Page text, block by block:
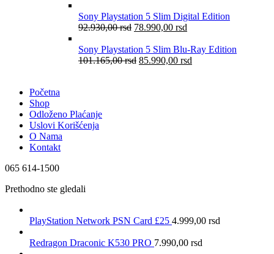
Sony Playstation 5 Slim Digital Edition
92.930,00rsd 78.990,00 rsd
Sony Playstation 5 Slim Blu-Ray Edition
101.165,00rsd 85.990,00 rsd
Početna
Shop
Odloženo Plaćanje
Uslovi Korišćenja
O Nama
Kontakt
065 614-1500
Prethodno ste gledali
PlayStation Network PSN Card £25 4.999,00 rsd
Redragon Draconic K530 PRO 7.990,00 rsd